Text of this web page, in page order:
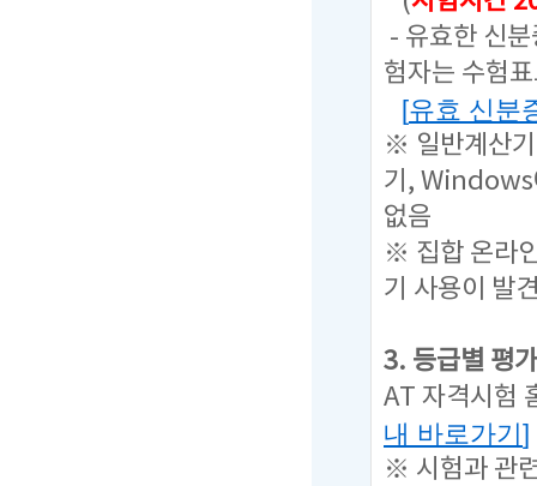
- 유효한 신
험자는 수험
[유효 신분
※ 일반계산기
기, Windows
없음
※ 집합 온라
기 사용이 발
3. 등급별 평
AT 자격시험
내 바로가기]
※ 시험과 관